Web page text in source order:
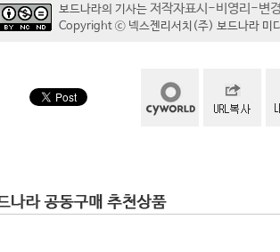
보드나라의 기사는 저작자표시-비영리-변
Copyright ⓒ 넥스젠리서치(주) 보드나라 미